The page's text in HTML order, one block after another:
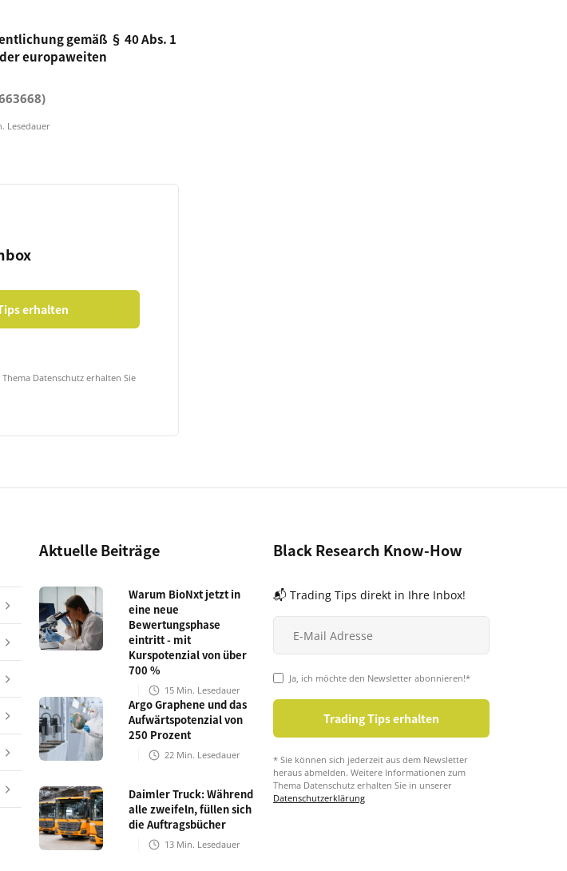
gemäß § 40 Abs. 1
europaweiten
Lesedauer
Datenschutz erhalten Sie
Aktuelle Beiträge
Warum BioNxt jetzt in
eine neue
Bewertungsphase
eintritt - mit
Kurspotenzial von über
700 %
15 Min. Lesedauer
Argo Graphene und das
Aufwärtspotenzial von
250 Prozent
22 Min. Lesedauer
Daimler Truck: Während
alle zweifeln, füllen sich
die Auftragsbücher
13 Min. Lesedauer
Black Research Know-How
📬 Trading Tips direkt in Ihre Inbox!
Ja, ich möchte den Newsletter abonnieren!*
* Sie können sich jederzeit aus dem Newsletter
heraus abmelden. Weitere Informationen zum
Thema Datenschutz erhalten Sie in unserer
Datenschutzerklärung